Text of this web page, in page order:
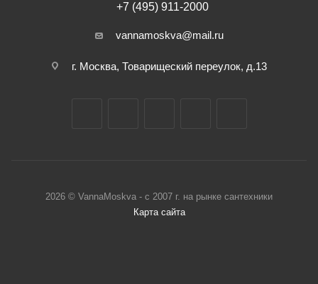
+7 (495) 911-2000
vannamoskva@mail.ru
г. Москва, Товарищеский переулок, д.13
2026 © VannaMoskva - с 2007 г. на рынке сантехники
Карта сайта